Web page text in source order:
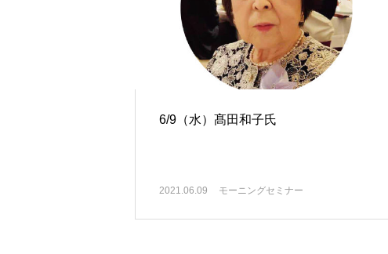
6/9（水）髙田和子氏
2021.06.09 モーニングセミナー